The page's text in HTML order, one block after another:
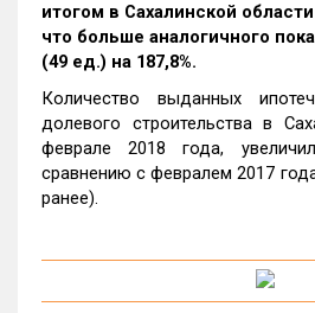
итогом в Сахалинской
что больше аналогичного
(49 ед.) на 187,8%.
Количество выданных
долевого строительства в
феврале 2018 года,
сравнению с февралем 2017
ранее).